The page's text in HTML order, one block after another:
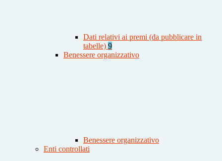
Dati relativi ai premi (da pubblicare in
tabelle) 9
Benessere organizzativo
Benessere organizzativo
Enti controllati